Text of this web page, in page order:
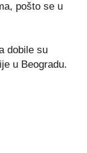
pošto se u
dobile su
u Beogradu.